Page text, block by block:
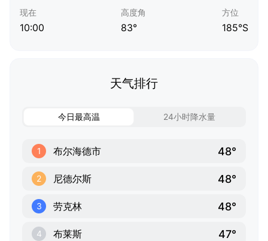
现在
10:00
高度角
83°
方位
185°S
天气排行
今日最高温 24小时降水量
1 布尔海德市 48°
2 尼德尔斯 48°
3 劳克林 48°
4 布莱斯 47°